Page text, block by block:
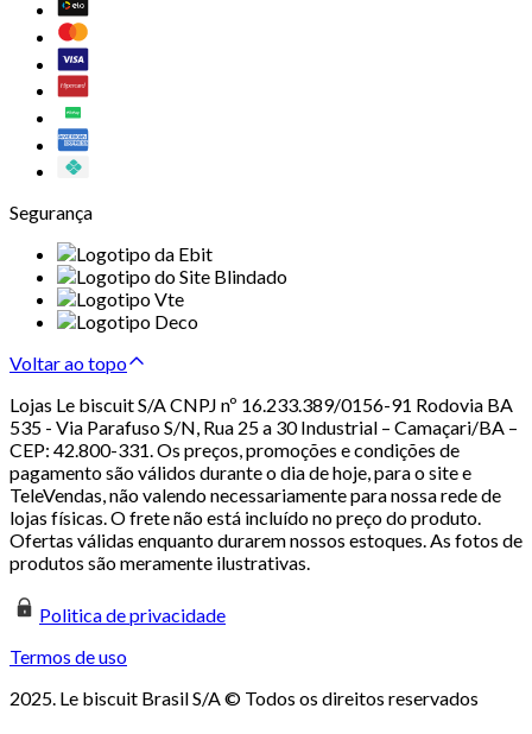
Segurança
Voltar ao topo
Lojas Le biscuit S/A CNPJ nº 16.233.389/0156-91 Rodovia BA
535 - Via Parafuso S/N, Rua 25 a 30 Industrial – Camaçari/BA –
CEP: 42.800-331. Os preços, promoções e condições de
pagamento são válidos durante o dia de hoje, para o site e
TeleVendas, não valendo necessariamente para nossa rede de
lojas físicas. O frete não está incluído no preço do produto.
Ofertas válidas enquanto durarem nossos estoques. As fotos de
produtos são meramente ilustrativas.
Politica de privacidade
Termos de uso
2025. Le biscuit Brasil S/A © Todos os direitos reservados